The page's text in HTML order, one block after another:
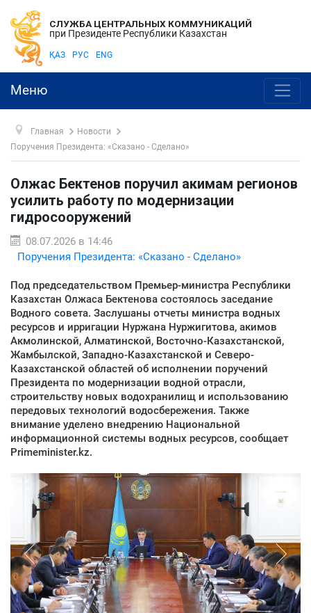
СЛУЖБА ЦЕНТРАЛЬНЫХ КОММУНИКАЦИЙ
при Президенте Республики Казахстан
ҚАЗ РУС ENG
Меню
Главная
Новости
Поручения Президента: «Сказано - Сделано»
Олжас Бектенов поручил акимам регионов
усилить работу по модернизации
гидросооружений
08.07.2026 в 14:46
Поручения Президента: «Сказано - Сделано»
Под председательством Премьер-министра Республики
Казахстан Олжаса Бектенова состоялось заседание
Водного совета. Заслушаны отчеты министра водных
ресурсов и ирригации Нуржана Нуржигитова, акимов
Акмолинской, Алматинской, Восточно-Казахстанской,
Жамбылской, Западно-Казахстанской и Северо-
Казахстанской областей об исполнении поручений
Президента по модернизации водной отрасли,
строительству новых водохранилищ и использованию
передовых технологий водосбережения. Также
внимание уделено внедрению Национальной
информационной системы водных ресурсов, сообщает
Primeminister.kz.